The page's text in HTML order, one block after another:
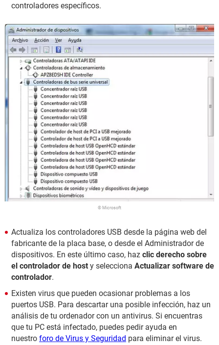
controladores específicos.
© Microsoft
Actualiza los controladores USB desde la página web del
fabricante de la placa base, o desde el Administrador de
dispositivos. En este último caso, haz clic derecho sobre
el controlador de host y selecciona Actualizar software de
controlador.
Existen virus que pueden ocasionar problemas a los
puertos USB. Para descartar una posible infección, haz un
análisis de tu ordenador con un antivirus. Si encuentras
que tu PC está infectado, puedes pedir ayuda en
nuestro foro de Virus y Seguridad para eliminar el virus.